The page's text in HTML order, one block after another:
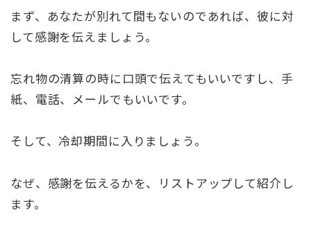
まず、あなたが別れて間もないのであれば、彼に対
して感謝を伝えましょう。
忘れ物の清算の時に口頭で伝えてもいいですし、手
紙、電話、メールでもいいです。
そして、冷却期間に入りましょう。
なぜ、感謝を伝えるかを、リストアップして紹介し
ます。